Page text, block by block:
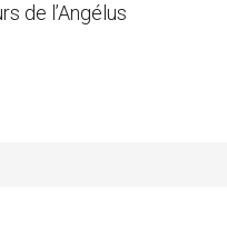
de l’Angélus